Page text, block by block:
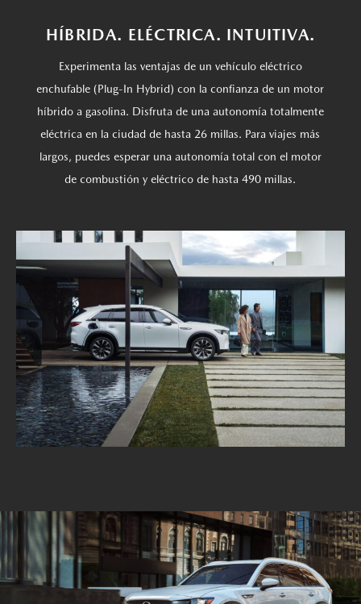
HÍBRIDA. ELÉCTRICA. INTUITIVA.
Experimenta las ventajas de un vehículo eléctrico
enchufable (Plug-In Hybrid) con la confianza de un motor
híbrido a gasolina. Disfruta de una autonomía totalmente
eléctrica en la ciudad de hasta 26 millas. Para viajes más
largos, puedes esperar una autonomía total con el motor
de combustión y eléctrico de hasta 490 millas.